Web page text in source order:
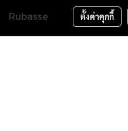
Rubasse ตั้งค่าคุกกี้